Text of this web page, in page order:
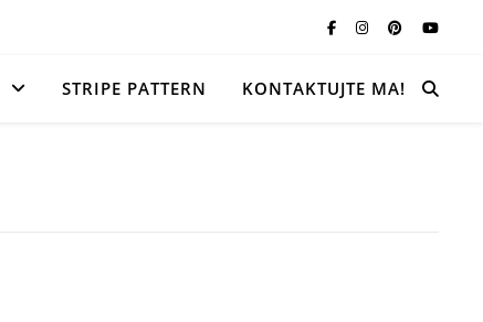
STRIPE PATTERN KONTAKTUJTE MA!